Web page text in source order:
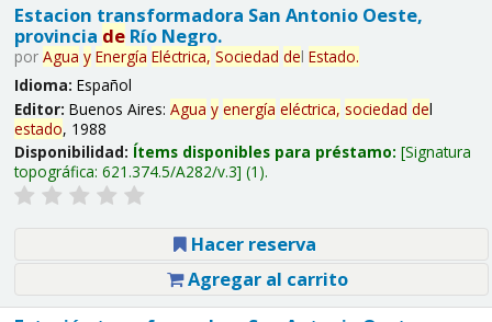
Estacion transformadora San Antonio Oeste,
provincia deRío Negro.
por Agua y Energía Eléctrica, Sociedad del Estado.
Idioma: Español
Editor: Buenos Aires: Agua y energía eléctrica, sociedad del
estado, 1988
Disponibilidad: Ítems disponibles para préstamo: Signatura
topográfica: 621.374.5/A282/v.3 (1).
Hacer reserva
Agregar al carrito